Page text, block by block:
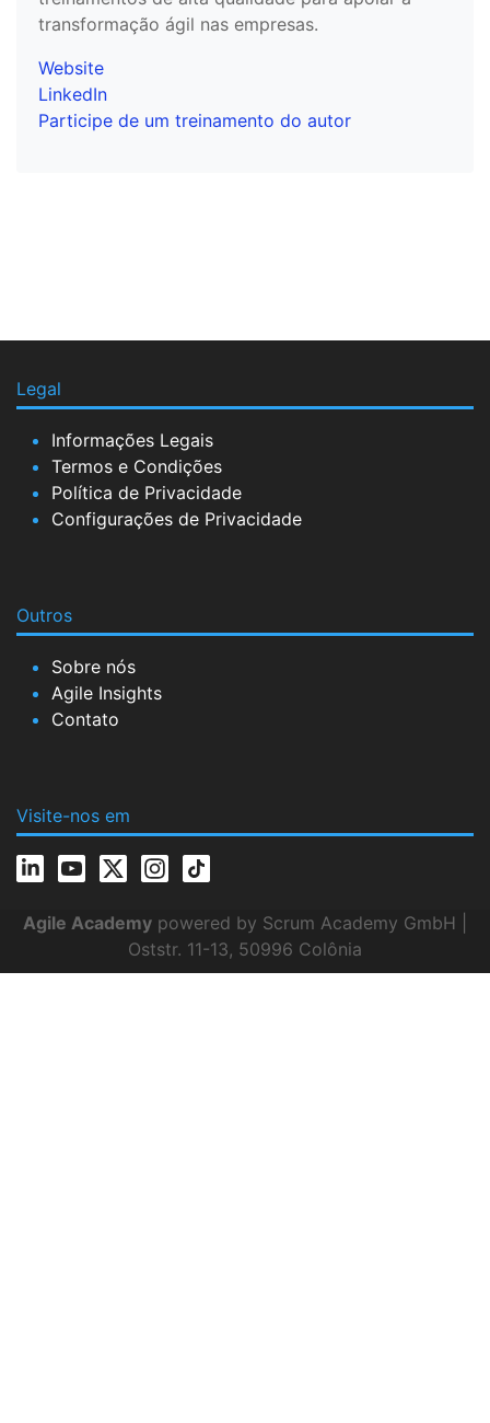
transformação ágil nas empresas.
Website
LinkedIn
Participe de um treinamento do autor
Legal
Informações Legais
Termos e Condições
Política de Privacidade
Configurações de Privacidade
Outros
Sobre nós
Agile Insights
Contato
Visite-nos em
Agile Academy powered by Scrum Academy GmbH |
Oststr. 11-13, 50996 Colônia